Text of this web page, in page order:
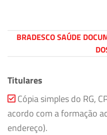
BRADESCO SAÚDE
Titulares
Cópia simples do RG,
acordo com a formação
endereço).